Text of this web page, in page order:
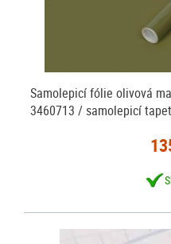
Samolepicí fólie olivová
3460713 / samolepicí